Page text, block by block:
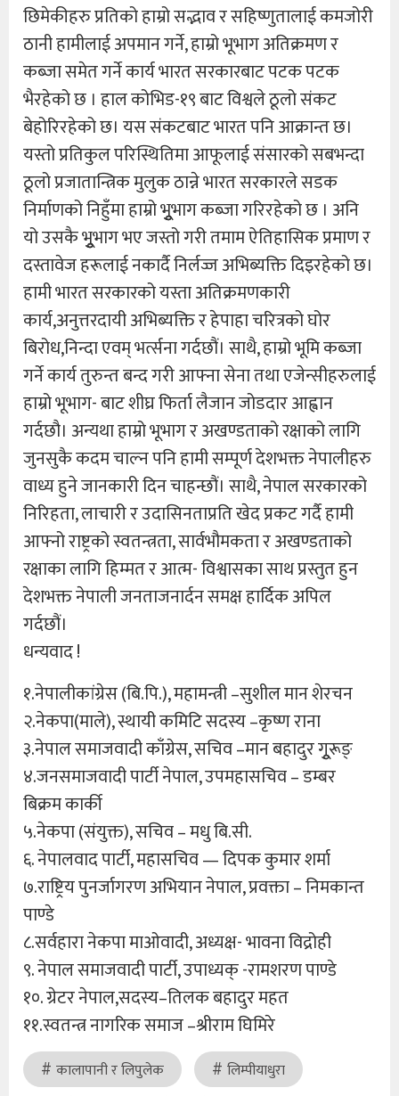
छिमेकीहरु प्रतिको हाम्रो सद्भाव र सहिष्णुतालाई कमजोरी
ठानी हामीलाई अपमान गर्ने, हाम्रो भूभाग अतिक्रमण र
कब्जा समेत गर्ने कार्य भारत सरकारबाट पटक पटक
भैरहेको छ । हाल कोभिड-१९ बाट विश्वले ठूलो संकट
बेहोरिरहेको छ। यस संकटबाट भारत पनि आक्रान्त छ।
यस्तो प्रतिकुल परिस्थितिमा आफूलाई संसारको सबभन्दा
ठूलो प्रजातान्त्रिक मुलुक ठान्ने भारत सरकारले सडक
निर्माणको निहुँमा हाम्रो भुुूभाग कब्जा गरिरहेको छ । अनि
यो उसकै भुुूभाग भए जस्तो गरी तमाम ऐतिहासिक प्रमाण र
दस्तावेज हरूलाई नकार्दै निर्लज्ज अभिब्यक्ति दिइरहेको छ।
हामी भारत सरकारको यस्ता अतिक्रमणकारी
कार्य,अनुत्तरदायी अभिब्यक्ति र हेपाहा चरित्रको घोर
बिरोध,निन्दा एवम् भर्त्सना गर्दछौं। साथै, हाम्रो भूमि कब्जा
गर्ने कार्य तुरुन्त बन्द गरी आफ्ना सेना तथा एजेन्सीहरुलाई
हाम्रो भूभाग- बाट शीघ्र फिर्ता लैजान जोडदार आह्वान
गर्दछौ। अन्यथा हाम्रो भूभाग र अखण्डताको रक्षाको लागि
जुनसुकै कदम चाल्न पनि हामी सम्पूर्ण देशभक्त नेपालीहरु
वाध्य हुने जानकारी दिन चाहन्छौं। साथै, नेपाल सरकारको
निरिहता, लाचारी र उदासिनताप्रति खेद प्रकट गर्दै हामी
आफ्नो राष्ट्रको स्वतन्त्रता, सार्वभौमकता र अखण्डताको
रक्षाका लागि हिम्मत र आत्म- विश्वासका साथ प्रस्तुत हुन
देशभक्त नेपाली जनताजनार्दन समक्ष हार्दिक अपिल
गर्दछौं।
धन्यवाद !
१.नेपालीकांग्रेस (बि.पि.), महामन्त्री –सुशील मान शेरचन
२.नेकपा(माले), स्थायी कमिटि सदस्य –कृष्ण राना
३.नेपाल समाजवादी काँग्रेस, सचिव –मान बहादुर गुूरूङ्
४.जनसमाजवादी पार्टी नेपाल, उपमहासचिव – डम्बर
बिक्रम कार्की
५.नेकपा (संयुक्त), सचिव – मधु बि.सी.
६. नेपालवाद पार्टी, महासचिव — दिपक कुमार शर्मा
७.राष्ट्रिय पुनर्जागरण अभियान नेपाल, प्रवक्ता – निमकान्त
पाण्डे
८.सर्वहारा नेकपा माओवादी, अध्यक्ष- भावना विद्रोही
९. नेपाल समाजवादी पार्टी, उपाध्यक् -रामशरण पाण्डे
१०. ग्रेटर नेपाल,सदस्य–तिलक बहादुर महत
११.स्वतन्त्र नागरिक समाज –श्रीराम घिमिरे
कालापानी र लिपुलेक
लिम्पीयाधुरा